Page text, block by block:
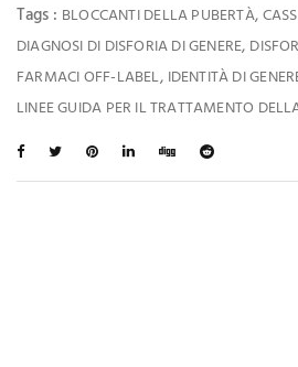
Tags : BLOCCANTI DELLA PUBERTÀ,
DIAGNOSI DI DISFORIA DI GENERE,
FARMACI OFF-LABEL, IDENTITÀ DI
LINEE GUIDA PER IL TRATTAMENTO